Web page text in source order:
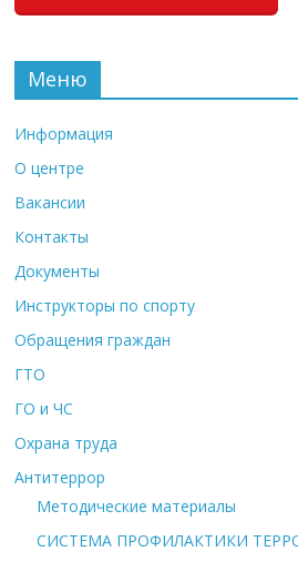
Меню
Информация
О центре
Вакансии
Контакты
Документы
Инструкторы по спорту
Обращения граждан
ГТО
ГО и ЧС
Охрана труда
Антитеррор
Методические материалы
СИСТЕМА ПРОФИЛАКТИКИ